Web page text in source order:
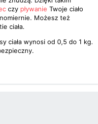
czy pływanie Twoje ciało
Możesz też
ciała.
ciała wynosi od 0,5 do 1 kg.